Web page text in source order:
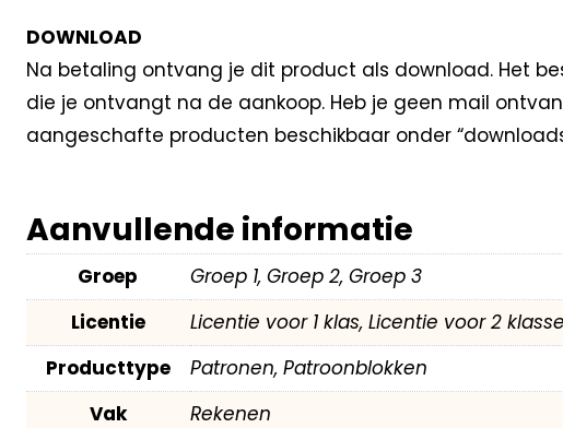
DOWNLOAD
Na betaling ontvang je dit product als download. Het
die je ontvangt na de aankoop. Heb je geen mail
aangeschafte producten beschikbaar onder
Aanvullende informatie
Groep
Groep 1, Groep 2, Groep 3
Licentie
Licentie voor 1 klas, Licentie voor 2
Producttype
Patronen, Patroonblokken
Vak
Rekenen